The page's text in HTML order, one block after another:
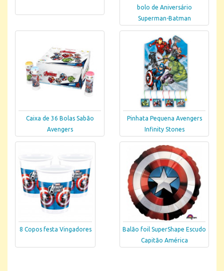
bolo de Aniversário
Superman-Batman
Caixa de 36 Bolas Sabão
Avengers
Pinhata Pequena Avengers
Infinity Stones
8 Copos festa Vingadores
Balão foil SuperShape Escudo
Capitão América